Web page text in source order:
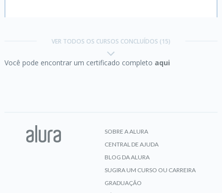
VER TODOS OS CURSOS CONCLUÍDOS (15)
Você pode encontrar um certificado completo aqui
SOBRE A ALURA
CENTRAL DE AJUDA
BLOG DA ALURA
SUGIRA UM CURSO OU CARREIRA
GRADUAÇÃO